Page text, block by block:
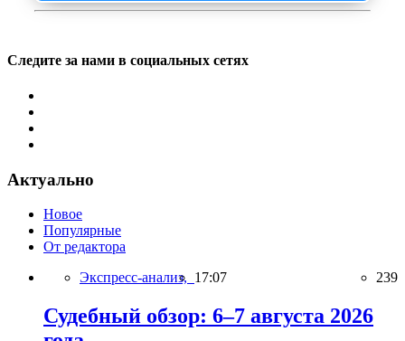
Следите за нами в социальных сетях
Актуально
Новое
Популярные
От редактора
Экспресс-анализ, 17:07 239
Судебный обзор: 6–7 августа 2026